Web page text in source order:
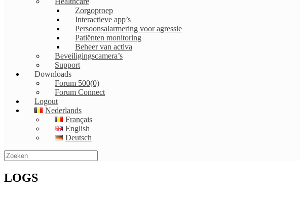
Zorgoproep
Interactieve app’s
Persoonsalarmering voor agressie
Patiënten monitoring
Beheer van activa
Beveiligingscamera’s
Support
Downloads
Forum 500(0)
Forum Connect
Logout
Nederlands
Français
English
Deutsch
Zoeken
naar:
LOGS